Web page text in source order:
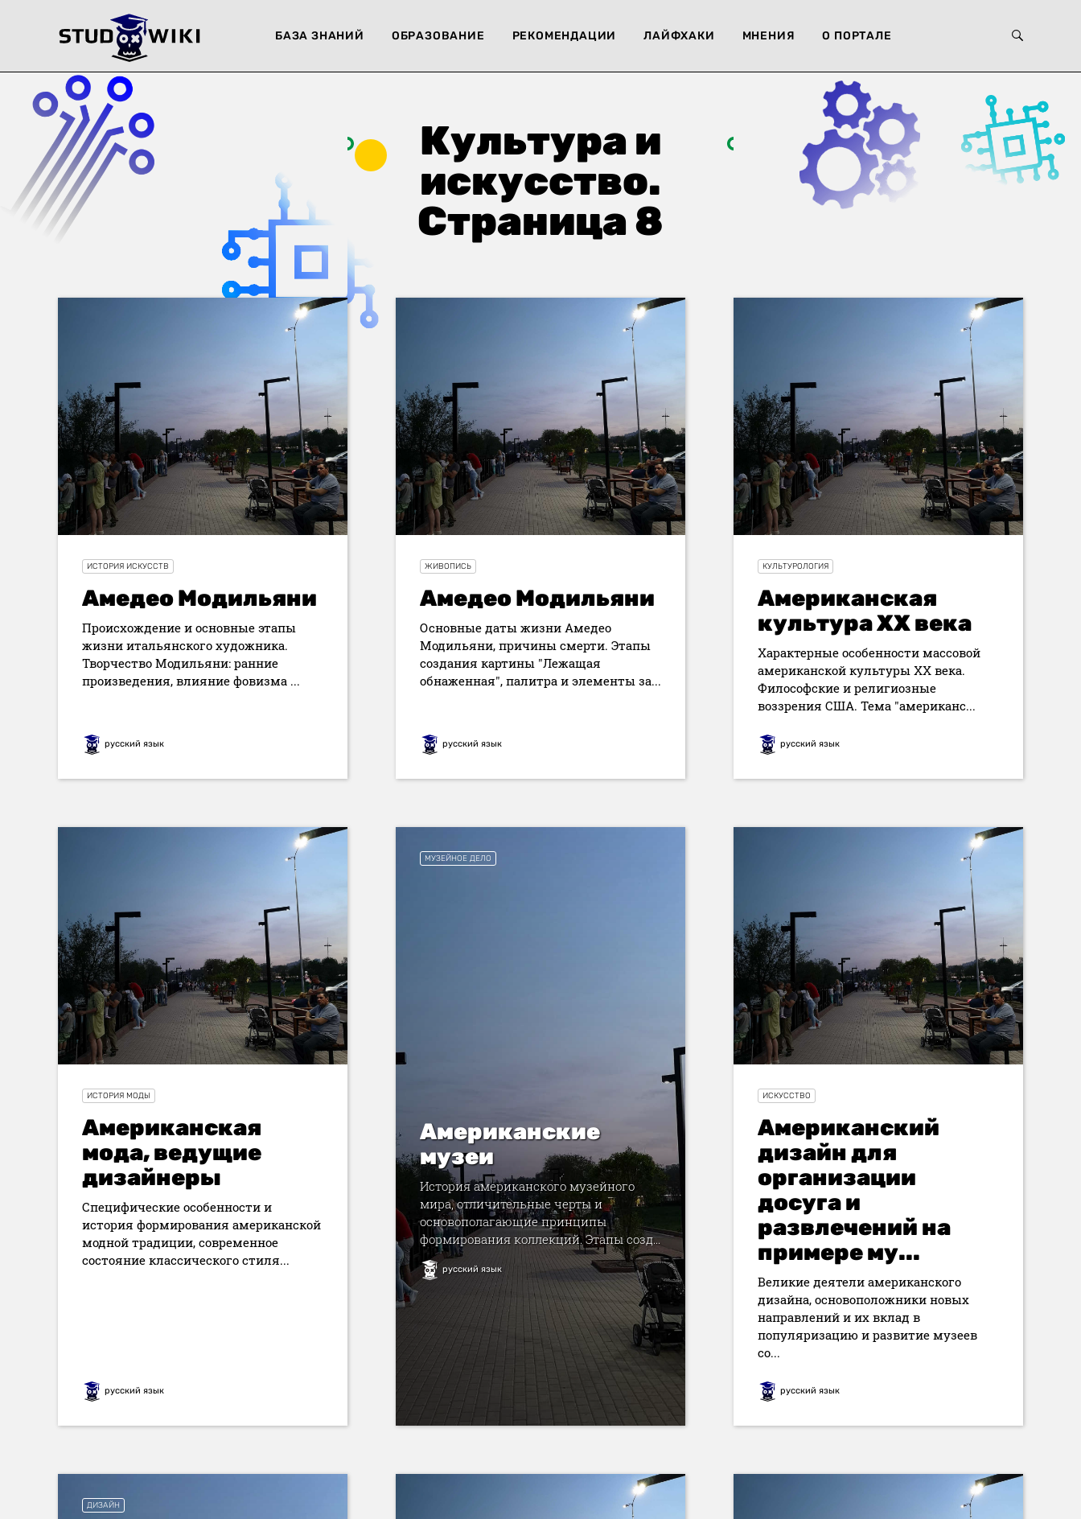
БАЗА ЗНАНИЙ ОБРАЗОВАНИЕ РЕКОМЕНДАЦИИ ЛАЙФХАКИ МНЕНИЯ О ПОРТАЛЕ
Культура и
искусство.
Страница 8
ИСТОРИЯ ИСКУССТВ
Амедео Модильяни
Происхождение и основные этапы
жизни итальянского художника.
Творчество Модильяни: ранние
произведения, влияние фовизма ...
русский язык
ЖИВОПИСЬ
Амедео Модильяни
Основные даты жизни Амедео
Модильяни, причины смерти. Этапы
создания картины "Лежащая
обнаженная", палитра и элементы за...
русский язык
КУЛЬТУРОЛОГИЯ
Американская
культура XX века
Характерные особенности массовой
американской культуры XX века.
Философские и религиозные
воззрения США. Тема "американс...
русский язык
ИСТОРИЯ МОДЫ
Американская
мода, ведущие
дизайнеры
Специфические особенности и
история формирования американской
модной традиции, современное
состояние классического стиля...
русский язык
МУЗЕЙНОЕ ДЕЛО
Американские
музеи
История американского музейного
мира, отличительные черты и
основополагающие принципы
формирования коллекций. Этапы созд...
русский язык
ИСКУССТВО
Американский
дизайн для
организации
досуга и
развлечений на
примере му...
Великие деятели американского
дизайна, основоположники новых
направлений и их вклад в
популяризацию и развитие музеев
со...
русский язык
ДИЗАЙН